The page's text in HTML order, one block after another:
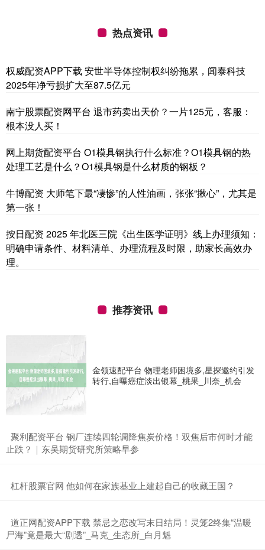
热点资讯
权威配资APP下载 安世半导体控制权纠纷拖累，闻泰科技
2025年净亏损扩大至87.5亿元
南宁股票配资网平台 退市药卖出天价？一片125元，客服：
根本没人买！
网上期货配资平台 O1模具钢执行什么标准？O1模具钢的热
处理工艺是什么？O1模具钢是什么材质的钢板？
牛博配资 大师笔下最“凄惨”的人性油画，张张“揪心”，尤其是
第一张！
按日配资 2025 年北医三院《出生医学证明》线上办理须知：
明确申请条件、材料清单、办理流程及时限，助家长高效办
理。
推荐资讯
金领速配平台 物理老师困境多,星探邀约引发
转行,自曝癌症淡出银幕_桃果_川奈_机会
​聚利配资平台 钢厂连续四轮调降焦炭价格！双焦后市何时才能
止跌？｜东吴期货研究所策略早参
​杠杆股票官网 他如何在家族基业上建起自己的收藏王国？
​道正网配资APP下载 禁忌之恋改写末日结局！灵笼2终集“温暖
尸海”竟是最大“剧透”_马克_生态所_白月魁